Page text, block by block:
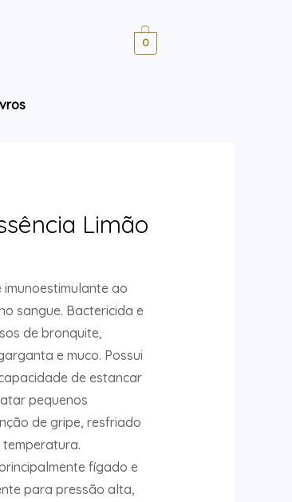
0
Limão
imunoestimulante ao
sangue. Bactericida e
de bronquite,
e muco. Possui
de estancar
pequenos
de gripe, resfriado
fígado e
para pressão alta,